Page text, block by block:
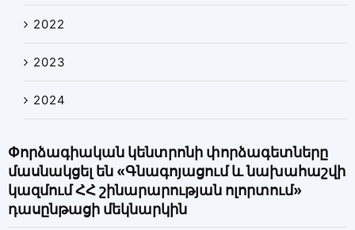
2022
2023
2024
Փորձագիական կենտրոնի փորձագետները
մասնակցել են «Գնագոյացում և նախահաշվի
կազմում ՀՀ շինարարության ոլորտում»
դասընթացի մեկնարկին